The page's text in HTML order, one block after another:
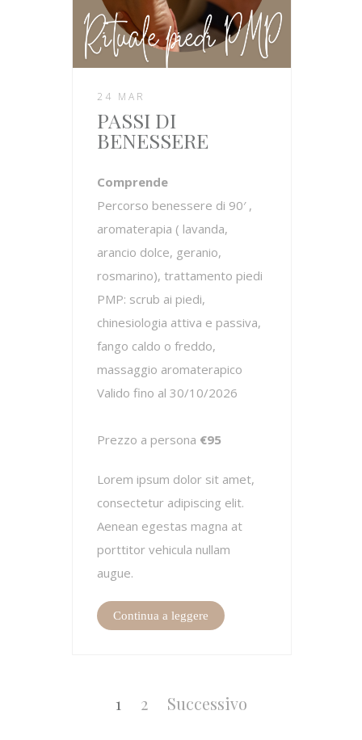
24 MAR
PASSI DI
BENESSERE
Comprende
Percorso benessere di 90′ ,
aromaterapia ( lavanda,
arancio dolce, geranio,
rosmarino), trattamento piedi
PMP: scrub ai piedi,
chinesiologia attiva e passiva,
fango caldo o freddo,
massaggio aromaterapico
Valido fino al 30/10/2026
Prezzo a persona €95
Lorem ipsum dolor sit amet,
consectetur adipiscing elit.
Aenean egestas magna at
porttitor vehicula nullam
augue.
Continua a leggere
articoli
Pagina
1 Pagina
2 Successivo